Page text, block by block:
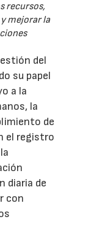
recursos,
mejorar la
del
su papel
a la
la
de
el registro
diaria de
con